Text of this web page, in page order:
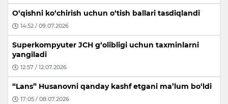
O‘qishni ko‘chirish uchun o‘tish ballari tasdiqlandi
14:52 / 09.07.2026
Superkompyuter JCH g‘olibligi uchun taxminlarni
yangiladi
12:57 / 12.07.2026
“Lans” Husanovni qanday kashf etgani ma’lum bo‘ldi
17:05 / 08.07.2026